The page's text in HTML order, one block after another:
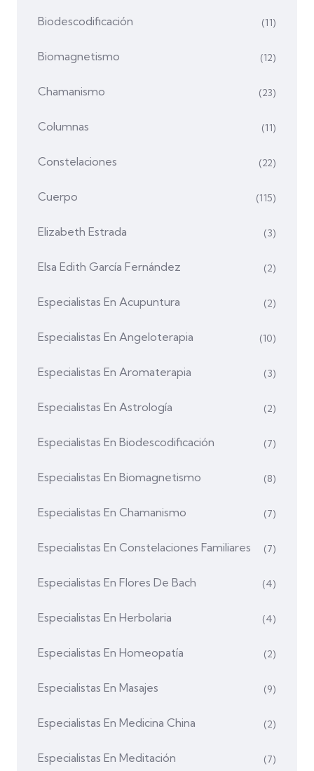
Biodescodificación (11)
Biomagnetismo (12)
Chamanismo (23)
Columnas (11)
Constelaciones (22)
Cuerpo (115)
Elizabeth Estrada (3)
Elsa Edith García Fernández (2)
Especialistas En Acupuntura (2)
Especialistas En Angeloterapia (10)
Especialistas En Aromaterapia (3)
Especialistas En Astrología (2)
Especialistas En Biodescodificación (7)
Especialistas En Biomagnetismo (8)
Especialistas En Chamanismo (7)
Especialistas En Constelaciones Familiares (7)
Especialistas En Flores De Bach (4)
Especialistas En Herbolaria (4)
Especialistas En Homeopatía (2)
Especialistas En Masajes (9)
Especialistas En Medicina China (2)
Especialistas En Meditación (7)